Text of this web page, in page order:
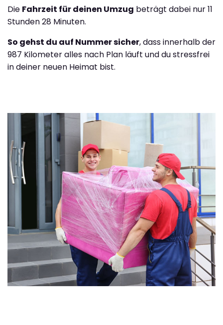
Die Fahrzeit für deinen Umzug beträgt dabei nur 11
Stunden 28 Minuten.
So gehst du auf Nummer sicher, dass innerhalb der
987 Kilometer alles nach Plan läuft und du stressfrei
in deiner neuen Heimat bist.